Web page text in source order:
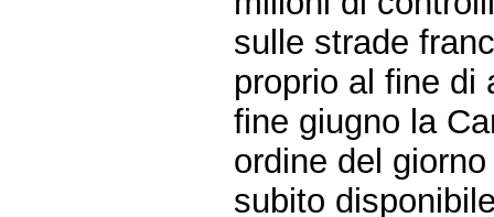
sulle strade
proprio al fine di
fine giugno la
ordine del
subito